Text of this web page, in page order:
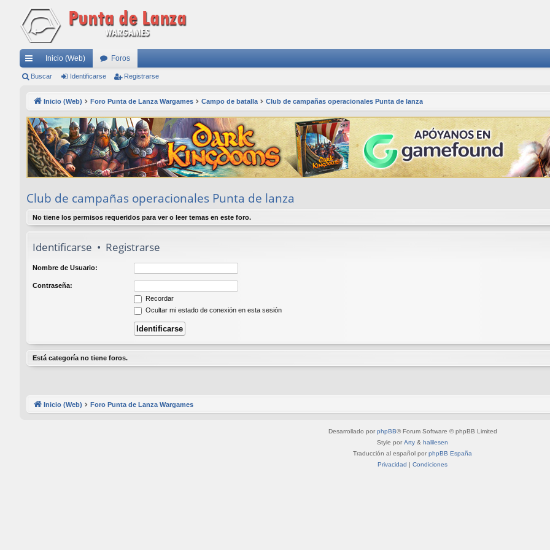
nl
rá
pi
do
Inicio (Web) Foros
Buscar Identificarse Registrarse
Inicio (Web) Foro Punta de Lanza Wargames Campo de batalla Club de campañas operacionales Punta de lanza
Club de campañas operacionales Punta de lanza
No tiene los permisos requeridos para ver o leer temas en este foro.
Identificarse • Registrarse
Nombre de Usuario:
Contraseña:
Recordar
Ocultar mi estado de conexión en esta sesión
Está categoría no tiene foros.
Inicio (Web) Foro Punta de Lanza Wargames
Desarrollado por phpBB® Forum Software © phpBB Limited
Style por Arty & halilesen
Traducción al español por phpBB España
Privacidad | Condiciones